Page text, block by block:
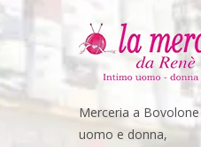
Merceria a
uomo e donna,